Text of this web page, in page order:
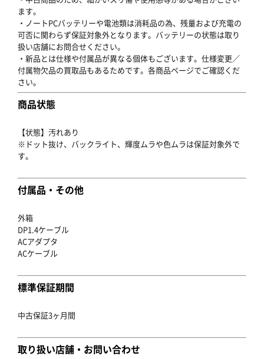
ます。
・ノートPCバッテリーや電池類は消耗品の為、残量および充電の
可否に関わらず保証対象外となります。バッテリーの状態は取り
扱い店舗にお問合せください。
・新品とは仕様や付属品が異なる個体もございます。仕様変更／
付属物欠品の買取品もあるためです。各商品ページでご確認くだ
さい。
商品状態
【状態】汚れあり
※ドット抜け、バックライト、輝度ムラや色ムラは保証対象外で
す。
付属品・その他
外箱
DP1.4ケーブル
ACアダプタ
ACケーブル
標準保証期間
中古保証3ヶ月間
取り扱い店舗・お問い合わせ